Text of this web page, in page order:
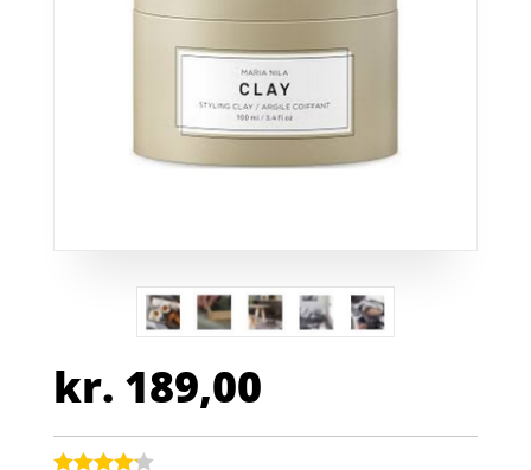
kr. 189,00